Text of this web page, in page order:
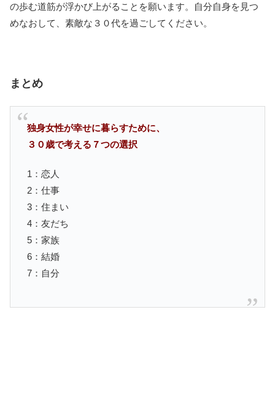
の歩む道筋が浮かび上がることを願います。自分自身を見つ
めなおして、素敵な３０代を過ごしてください。
まとめ
独身女性が幸せに暮らすために、
３０歳で考える７つの選択
1：恋人
2：仕事
3：住まい
4：友だち
5：家族
6：結婚
7：自分